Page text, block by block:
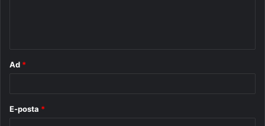
Ad *
E-posta *